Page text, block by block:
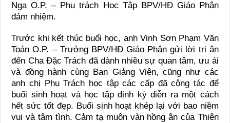
Nga O.P. – Phụ trách Học Tập BPV/HĐ Giáo Phận
đảm nhiệm.
Trước khi kết thúc buổi học, anh Vinh Sơn Phạm Văn
Toản O.P. – Trưởng BPV/HĐ Giáo Phận gửi lời tri ân
đến Cha Đặc Trách đã dành nhiều sự quan tâm, ưu ái
và đồng hành cùng Ban Giảng Viên, cũng như các
anh chị Phụ Trách học tập các cấp đã cộng tác để
buổi sinh hoạt và học tập định kỳ diễn ra một cách
hết sức tốt đẹp. Buổi sinh hoạt khép lại với bao niềm
vui và tâm tình. Cảm tạ muôn vàn hồng ân của Thiên